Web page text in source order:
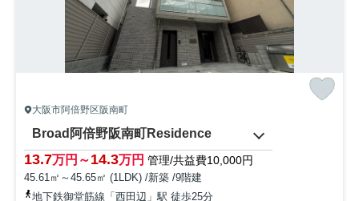
大阪市阿倍野区阪南町
Broad阿倍野阪南町Residence
13.7万円～14.3万円 管理/共益費10,000円
45.61㎡～45.65㎡ (1LDK) /新築 /9階建
地下鉄御堂筋線「西田辺」駅 徒歩25分